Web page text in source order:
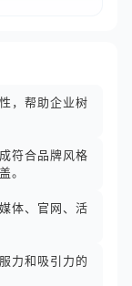
，帮助企业树
符合品牌风格
。
体、官网、活
力和吸引力的